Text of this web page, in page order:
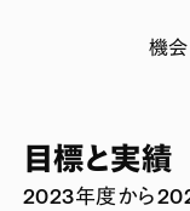
機会
目標と実績
2023年度から